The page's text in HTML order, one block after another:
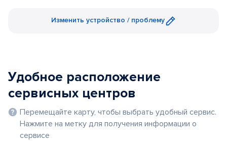
Изменить устройство / проблему
Удобное расположение
сервисных центров
Перемещайте карту, чтобы выбрать удобный сервис.
Нажмите на метку для получения информации о
сервисе